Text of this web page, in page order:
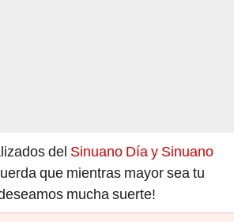
del Sinuano Día y Sinuano
que mientras mayor sea tu
mucha suerte!